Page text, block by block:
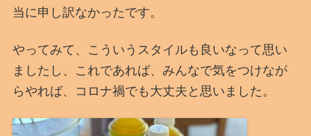
当に申し訳なかったです。
やってみて、こういうスタイルも良いなって思い
ましたし、これであれば、みんなで気をつけなが
らやれば、コロナ禍でも大丈夫と思いました。